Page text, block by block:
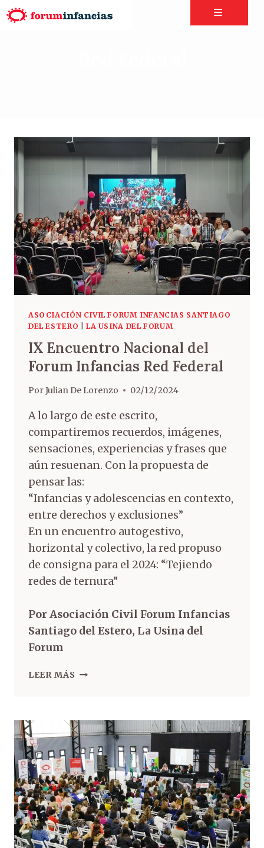
ASOCIACIÓN CIVIL FORUM INFANCIAS SANTIAGO
DEL ESTERO |LA USINA DEL FORUM
IX Encuentro Nacional del
Forum Infancias Red Federal
PorJulian De Lorenzo 02/12/2024
A lo largo de este escrito,
compartiremos recuerdos, imágenes,
sensaciones, experiencias y frases que
aún resuenan. Con la propuesta de
pensar las:
“Infancias y adolescencias en contexto,
entre derechos y exclusiones”
En un encuentro autogestivo,
horizontal y colectivo, la red propuso
de consigna para el 2024: “Tejiendo
redes de ternura”
Por Asociación Civil Forum Infancias
Santiago del Estero, La Usina del
Forum
LEER MÁS